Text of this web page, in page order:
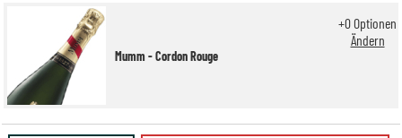
Mumm - Cordon Rouge
+0Optionen
Ändern